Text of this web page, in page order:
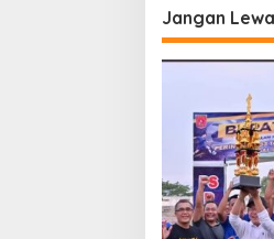
g
a
s
i
p
o
s
Jangan